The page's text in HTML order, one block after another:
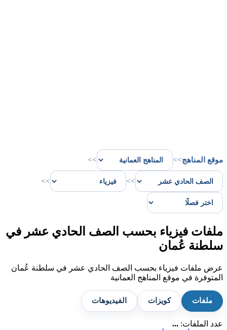
موقع المناهج>>
>>
>>
>>
ملفات فيزياء بحسب الصف الحادي عشر في
سلطنة عُمان
عرض ملفات فيزياء بحسب الصف الحادي عشر في سلطنة عُمان
المتوفرة في موقع المناهج العمانية
ملفات كويزات الفيديوهات
عدد الملفات: ...